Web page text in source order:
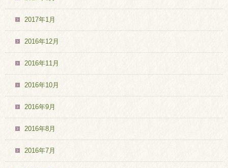
2017年1月
2016年12月
2016年11月
2016年10月
2016年9月
2016年8月
2016年7月